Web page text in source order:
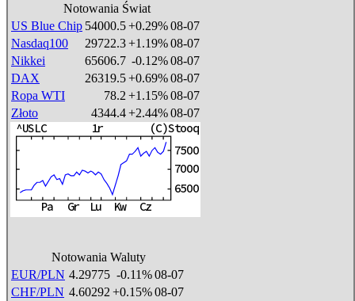
Notowania Świat
US Blue Chip 54000.5+0.29%08-07
Nasdaq100
29722.3+1.19%08-07
Nikkei
65606.7 -0.12%08-07
DAX
26319.5+0.69%08-07
Ropa WTI
78.2 +1.15%08-07
Złoto
4344.4+2.44%08-07
Notowania Waluty
EUR/PLN 4.29775 -0.11%08-07
CHF/PLN 4.60292 +0.15%08-07